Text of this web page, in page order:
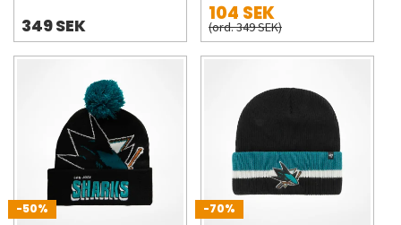
349 SEK
104 SEK
(ord. 349 SEK)
-50% -70%